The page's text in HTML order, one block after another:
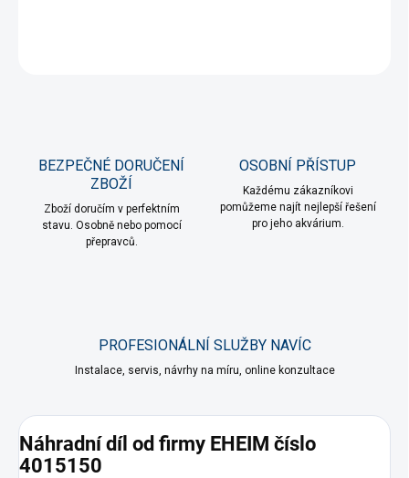
BEZPEČNÉ DORUČENÍ
ZBOŽÍ
Zboží doručím v perfektním
stavu. Osobně nebo pomocí
přepravců.
OSOBNÍ PŘÍSTUP
Každému zákazníkovi
pomůžeme najít nejlepší řešení
pro jeho akvárium.
PROFESIONÁLNÍ SLUŽBY NAVÍC
Instalace, servis, návrhy na míru, online konzultace
Náhradní díl od firmy EHEIM číslo
4015150